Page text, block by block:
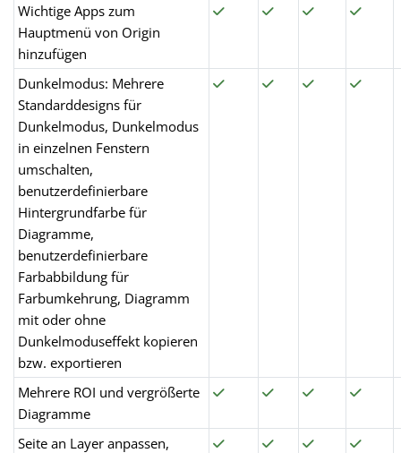
Wichtige Apps zum
Hauptmenü von Origin
hinzufügen
Dunkelmodus: Mehrere
Standarddesigns für
Dunkelmodus, Dunkelmodus
in einzelnen Fenstern
umschalten,
benutzerdefinierbare
Hintergrundfarbe für
Diagramme,
benutzerdefinierbare
Farbabbildung für
Farbumkehrung, Diagramm
mit oder ohne
Dunkelmoduseffekt kopieren
bzw. exportieren
Mehrere ROI und vergrößerte
Diagramme
Seite an Layer anpassen,